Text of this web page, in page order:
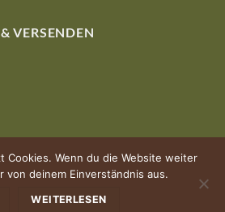
VERSENDEN
by allgäuhero Werbeagentur
Cookies. Wenn du die Website weiter
von deinem Einverständnis aus.
WEITERLESEN